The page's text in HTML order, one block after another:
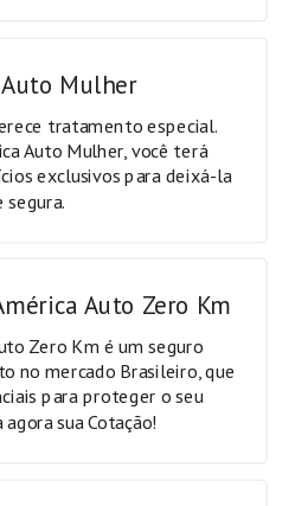
Mulher
tratamento especial.
Auto Mulher, você terá
exclusivos para deixá-la
Auto Zero Km
Zero Km é um seguro
no mercado Brasileiro, que
para proteger o seu
sua Cotação!